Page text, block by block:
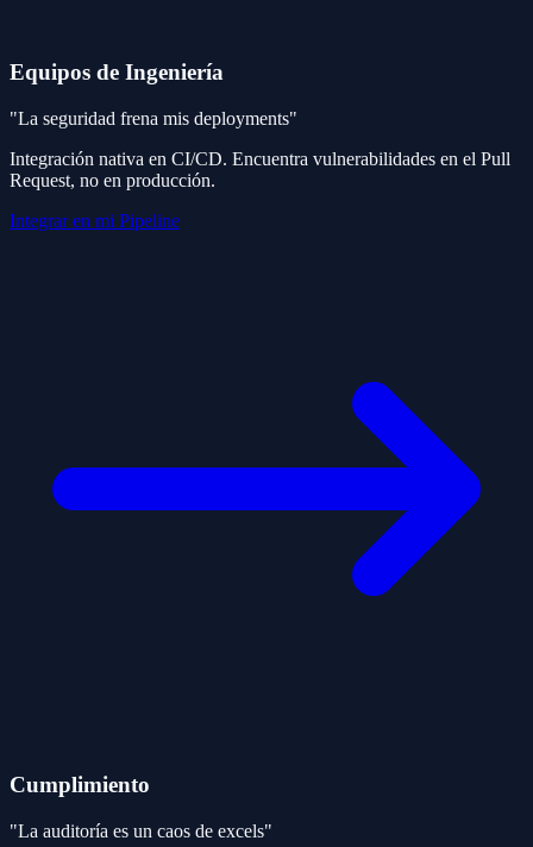
Equipos de Ingeniería
"La seguridad frena mis deployments"
Integración nativa en CI/CD. Encuentra vulnerabilidades en el Pull
Request, no en producción.
Integrar en mi Pipeline
Cumplimiento
"La auditoría es un caos de excels"